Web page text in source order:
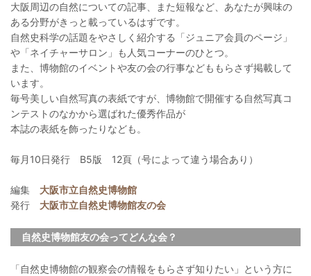
大阪周辺の自然についての記事、また短報など、あなたが興味の
ある分野がきっと載っているはずです。
自然史科学の話題をやさしく紹介する「ジュニア会員のページ」
や「ネイチャーサロン」も人気コーナーのひとつ。
また、博物館のイベントや友の会の行事などももらさず掲載して
います。
毎号美しい自然写真の表紙ですが、博物館で開催する自然写真コ
ンテストのなかから選ばれた優秀作品が
本誌の表紙を飾ったりなども。
毎月10日発行 B5版 12頁（号によって違う場合あり）
編集 大阪市立自然史博物館
発行 大阪市立自然史博物館友の会
自然史博物館友の会ってどんな会？
「自然史博物館の観察会の情報をもらさず知りたい」という方に